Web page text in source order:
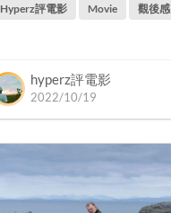
Hyperz評電影 Movie 觀後感
hyperz評電影
2022/10/19